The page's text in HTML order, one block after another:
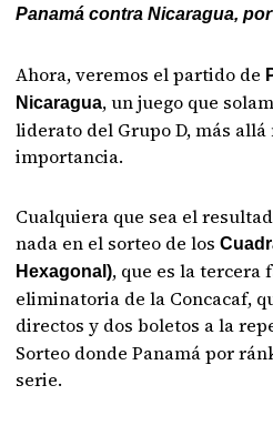
Panamá contra Nicaragua,
Ahora, veremos el partido de
Nicaragua, un juego que
liderato del Grupo D, más
importancia.
Cualquiera que sea el
nada en el sorteo de los
Hexagonal), que es la tercera
eliminatoria de la Concacaf,
directos y dos boletos a la
Sorteo donde Panamá por
serie.